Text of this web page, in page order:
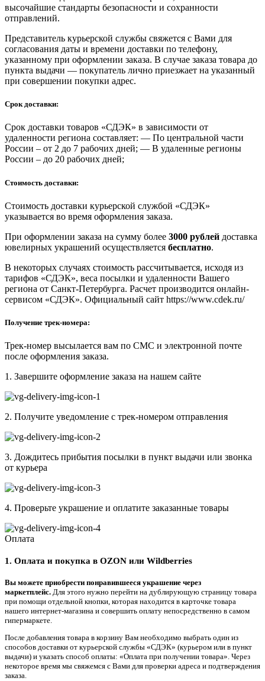
высочайшие стандарты безопасности и сохранности
отправлений.
Представитель курьерской службы свяжется с Вами для
согласования даты и времени доставки по телефону,
указанному при оформлении заказа. В случае заказа товара до
пункта выдачи — покупатель лично приезжает на указанный
при совершении покупки адрес.
Срок доставки:
Срок доставки товаров «СДЭК» в зависимости от
удаленности региона составляет: — По центральной части
России – от 2 до 7 рабочих дней; — В удаленные регионы
России – до 20 рабочих дней;
Стоимость доставки:
Стоимость доставки курьерской службой «СДЭК»
указывается во время оформления заказа.
При оформлении заказа на сумму более 3000 рублей доставка
ювелирных украшений осуществляется бесплатно.
В некоторых случаях стоимость рассчитывается, исходя из
тарифов «СДЭК», веса посылки и удаленности Вашего
региона от Санкт-Петербурга. Расчет производится онлайн-
сервисом «СДЭК». Официальный сайт https://www.cdek.ru/
Получение трек-номера:
Трек-номер высылается вам по СМС и электронной почте
после оформления заказа.
1. Завершите оформление заказа на нашем сайте
2. Получите уведомление с трек-номером отправления
3. Дождитесь прибытия посылки в пункт выдачи или звонка
от курьера
4. Проверьте украшение и оплатите заказанные товары
Оплата
1. Оплата и покупка в OZON или Wildberries
Вы можете приобрести понравившееся украшение через
маркетплейс. Для этого нужно перейти на дублирующую страницу товара
при помощи отдельной кнопки, которая находится в карточке товара
нашего интернет-магазина и совершить оплату непосредственно в самом
гипермаркете.
После добавления товара в корзину Вам необходимо выбрать один из
способов доставки от курьерской службы «СДЭК» (курьером или в пункт
выдачи) и указать способ оплаты: «Оплата при получении товара». Через
некоторое время мы свяжемся с Вами для проверки адреса и подтверждения
заказа.